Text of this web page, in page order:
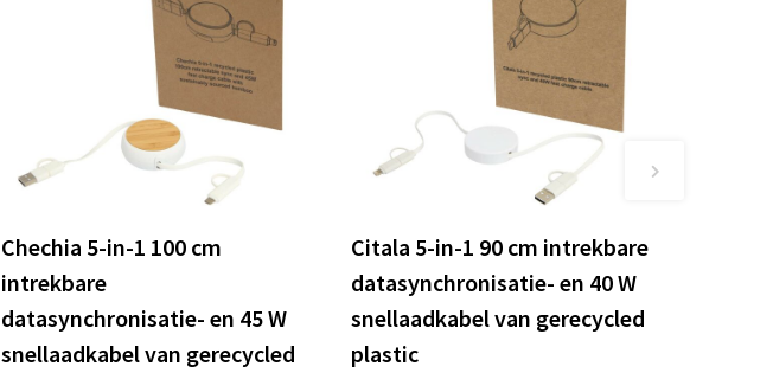
Chechia 5-in-1 100 cm
intrekbare
datasynchronisatie- en 45 W
snellaadkabel van gerecycled
Citala 5-in-1 90 cm intrekbare
datasynchronisatie- en 40 W
snellaadkabel van gerecycled
plastic